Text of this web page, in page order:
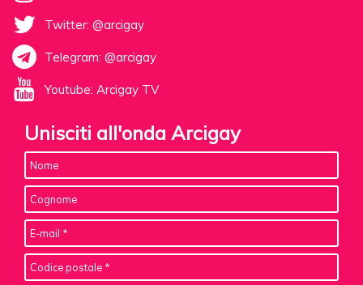
Twitter: @arcigay
Telegram: @arcigay
Youtube: Arcigay TV
Unisciti all'onda Arcigay